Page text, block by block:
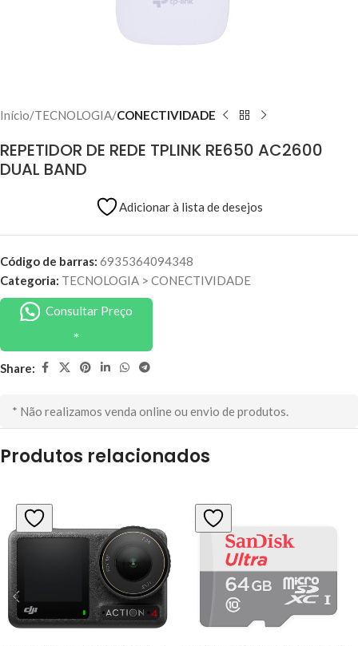
Início TECNOLOGIA CONECTIVIDADE
REPETIDOR DE REDE TPLINK RE650 AC2600
DUAL BAND
Adicionar à lista de desejos
Código de barras: 6935364094348
Categoria: TECNOLOGIA > CONECTIVIDADE
Consultar Preço
Share:
* Não realizamos venda online ou envio de produtos.
Produtos relacionados